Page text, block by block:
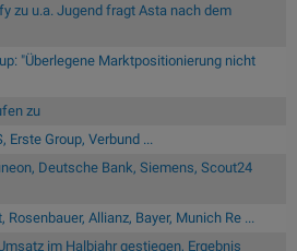
zu u.a. Jugend fragt Asta nach dem
"Überlegene Marktpositionierung nicht
zu
Erste Group, Verbund ...
Deutsche Bank, Siemens, Scout24
Allianz, Bayer, Munich Re ...
im Halbjahr gestiegen, Ergebnis